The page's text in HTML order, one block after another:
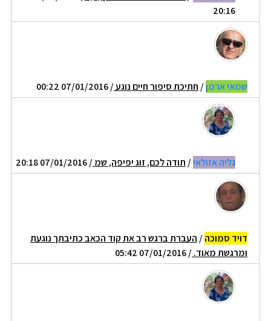
20:16
שמאי ארמן/ חתיכת סיפור חיים נוגע/ 07/01/2016 00:22
גליה אזולאי/ תודה לכם, זוג יפיפה, שמ/ 07/01/2016 20:18
דויד סמוכה/ העברת ברגש רב את קוד הכאב כתיבתך נוגעת
ומרגשת מאוד./ 07/01/2016 05:42